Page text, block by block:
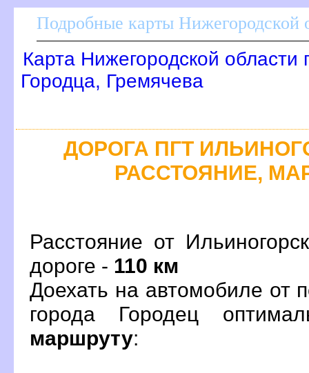
Подробные карты Нижегородской
Карта Нижегородской области
Городца, Гремячева
ДОРОГА ПГТ
РАССТОЯНИЕ,
Расстояние от
дороге - 110 км
Доехать на автомобиле от
орода Городец
маршруту: